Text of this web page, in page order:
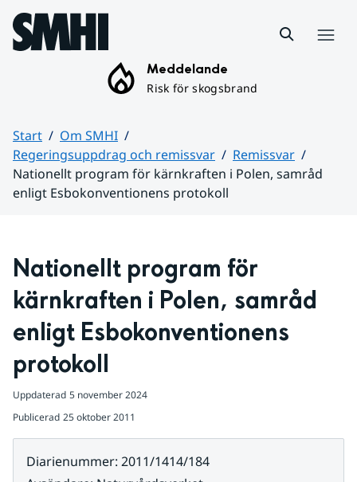
Hoppa till sidans innehåll
Meddelande
Risk för skogsbrand
Start
Om SMHI
Regeringsuppdrag och remissvar
Remissvar
Nationellt program för kärnkraften i Polen, samråd
enligt Esbokonventionens protokoll
Nationellt program för
kärnkraften i Polen, samråd
enligt Esbokonventionens
protokoll
Uppdaterad 5 november 2024
Publicerad 25 oktober 2011
Diarienummer: 2011/1414/184